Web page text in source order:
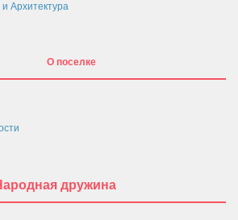
программы
коррупции
имущественного характера
правовые акты в сфере противодействия
и Архитектура
О поселке
дружина